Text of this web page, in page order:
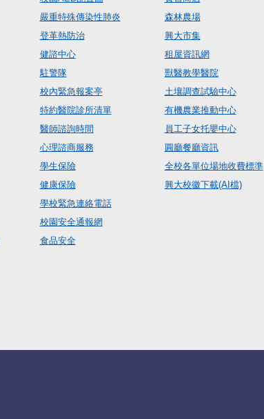
嚴重特殊傳染性肺炎
登革熱防治
健諮中心
駐警隊
校內緊急報案亭
特約醫院診所清單
醫師諮詢時間
心理諮商服務
學生保險
健康保險
學校緊急連絡電話
校園安全通報網
食品安全
森林農場
興大市集
租屋資訊網
獸醫教學醫院
土壤調查試驗中心
有機農業推動中心
員工子女托嬰中心
圓廳餐廳資訊
全校各單位場地收費標準
興大校徽下載(AI檔)